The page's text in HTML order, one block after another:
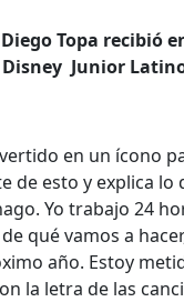
Diego Topa recibió
Disney Junior
en un ícono
de esto y explica
Yo trabajo 24
qué vamos a
año. Estoy
la letra de las